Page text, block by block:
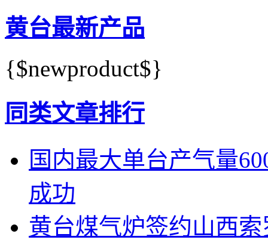
黄台最新产品
{$newproduct$}
同类文章排行
国内最大单台产气量
成功
黄台煤气炉签约山西